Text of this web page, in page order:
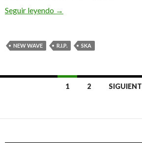
Seguir leyendo Le decimos Adiós a
→
NEW WAVE R.I.P. SKA
a
1 2